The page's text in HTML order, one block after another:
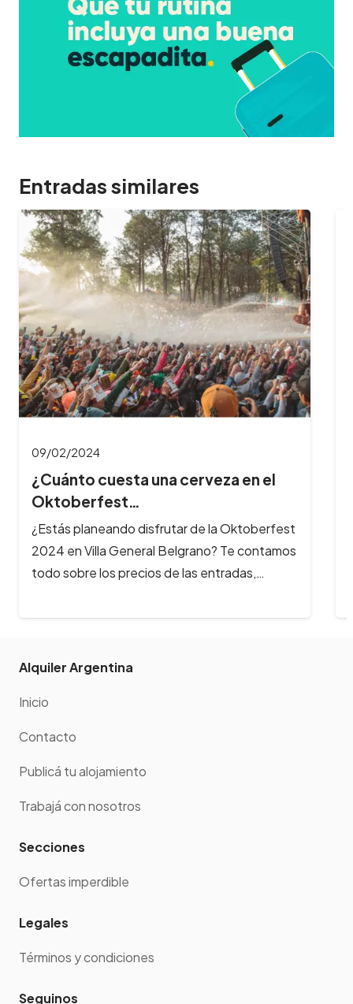
Entradas similares
09/02/2024
¿Cuántas horas dura el Oktoberfest
y cuál es…
¿Querés aprovechar al máximo tu experiencia
en el Oktoberfest? Te contamos cuánto dura
la fiesta, a qué hora es mejor…
Alquiler Argentina
Inicio
Contacto
Publicá tu alojamiento
Trabajá con nosotros
Secciones
Ofertas imperdible
Legales
Términos y condiciones
Seguinos